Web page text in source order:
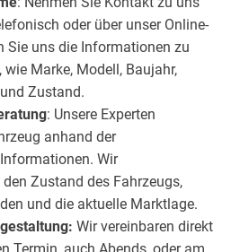
oder über unser Online-
Sie uns die Informationen zu
wie Marke, Modell, Baujahr,
Zustand.
: Unsere Experten
anhand der
Wir
Zustand des Fahrzeugs,
und die aktuelle Marktlage.
Wir vereinbaren direkt
Termin, auch Abends, oder am